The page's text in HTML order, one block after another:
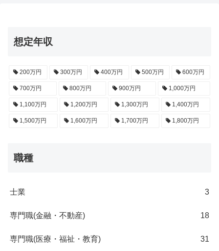
想定年収
200万円 300万円 400万円 500万円 600万円
700万円 800万円 900万円 1,000万円
1,100万円 1,200万円 1,300万円 1,400万円
1,500万円 1,600万円 1,700万円 1,800万円
職種
士業 3
専門職(金融・不動産) 18
専門職(医療・福祉・教育) 31